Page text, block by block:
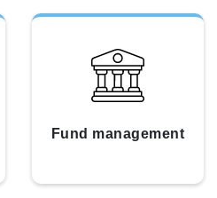
Fund management